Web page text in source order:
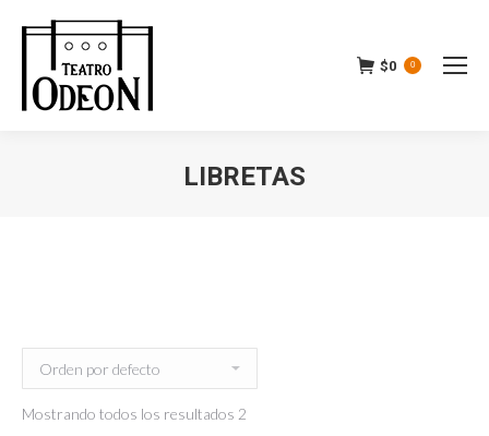
$0 0
LIBRETAS
Mostrando todos los resultados 2